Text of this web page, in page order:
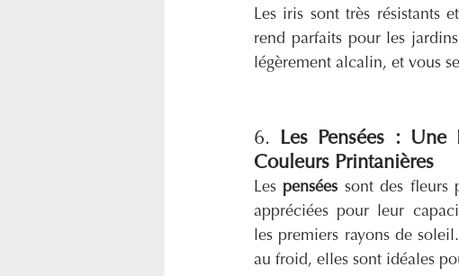
Les iris sont très résistants
rend parfaits pour les
légèrement alcalin, et vous
6. Les Pensées : Une
Couleurs Printanières
Les pensées sont des fleurs
appréciées pour leur
les premiers rayons de
au froid, elles sont idéales